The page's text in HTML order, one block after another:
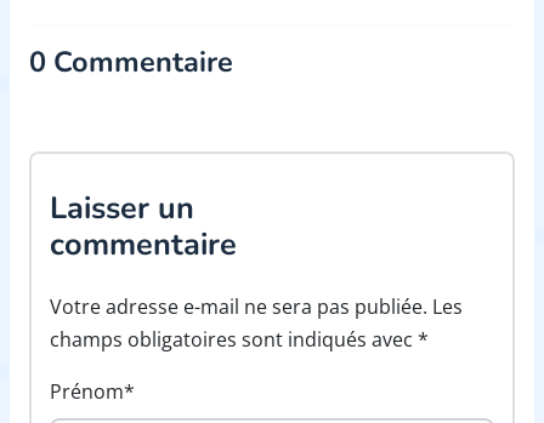
0 Commentaire
Laisser un
commentaire
Votre adresse e-mail ne sera pas publiée. Les
champs obligatoires sont indiqués avec *
Prénom*